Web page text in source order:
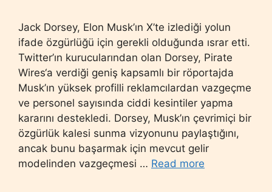
Jack Dorsey, Elon Musk’ın X’te izlediği yolun
ifade özgürlüğü için gerekli olduğunda ısrar etti.
Twitter’ın kurucularından olan Dorsey, Pirate
Wires‘a verdiği geniş kapsamlı bir röportajda
Musk’ın yüksek profilli reklamcılardan vazgeçme
ve personel sayısında ciddi kesintiler yapma
kararını destekledi. Dorsey, Musk’ın çevrimiçi bir
özgürlük kalesi sunma vizyonunu paylaştığını,
ancak bunu başarmak için mevcut gelir
modelinden vazgeçmesi … Read more